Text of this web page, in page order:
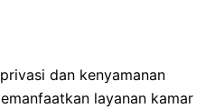
dan kenyamanan
layanan kamar